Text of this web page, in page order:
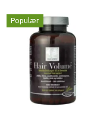
Populær